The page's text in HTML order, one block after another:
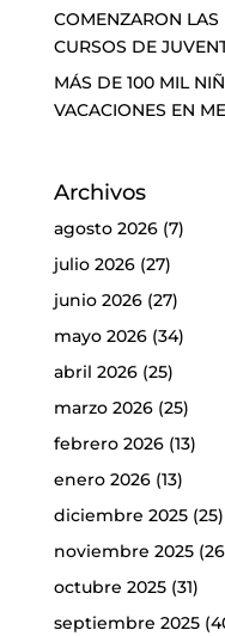
COMENZARON LAS
CURSOS DE
MÁS DE 100 MIL
VACACIONES EN
Archivos
agosto 2026(7)
julio 2026(27)
junio 2026(27)
mayo 2026(34)
abril 2026(25)
marzo 2026(25)
febrero 2026(13)
enero 2026(13)
diciembre 2025(25)
noviembre 2025
octubre 2025(31)
septiembre 2025